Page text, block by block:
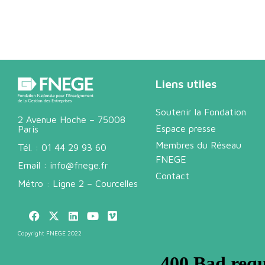
2 Avenue Hoche – 75008
Paris
Tél. : 01 44 29 93 60
Email : info@fnege.fr
Métro : Ligne 2 – Courcelles
Copyright FNEGE 2022
Liens utiles
Soutenir la Fondation
Espace presse
Membres du Réseau
FNEGE
Contact